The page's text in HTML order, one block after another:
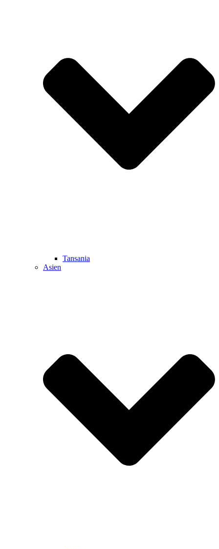
Tansania
Asien